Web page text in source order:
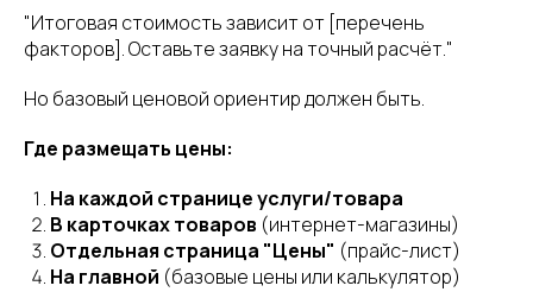
"Итоговая стоимость зависит от [перечень
факторов]. Оставьте заявку на точный расчёт."
Но базовый ценовой ориентир должен быть.
Где размещать цены:
На каждой странице услуги/товара
В карточках товаров (интернет-магазины)
Отдельная страница "Цены" (прайс-лист)
На главной (базовые цены или калькулятор)